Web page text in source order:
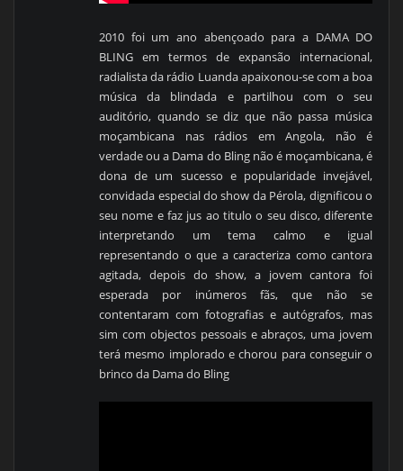
2010 foi um ano abençoado para a DAMA DO
BLING em termos de expansão internacional,
radialista da rádio Luanda apaixonou-se com a boa
música da blindada e partilhou com o seu
auditório, quando se diz que não passa música
moçambicana nas rádios em Angola, não é
verdade ou a Dama do Bling não é moçambicana, é
dona de um sucesso e popularidade invejável,
convidada especial do show da Pérola, dignificou o
seu nome e faz jus ao titulo o seu disco, diferente
interpretando um tema calmo e igual
representando o que a caracteriza como cantora
agitada, depois do show, a jovem cantora foi
esperada por inúmeros fãs, que não se
contentaram com fotografias e autógrafos, mas
sim com objectos pessoais e abraços, uma jovem
terá mesmo implorado e chorou para conseguir o
brinco da Dama do Bling